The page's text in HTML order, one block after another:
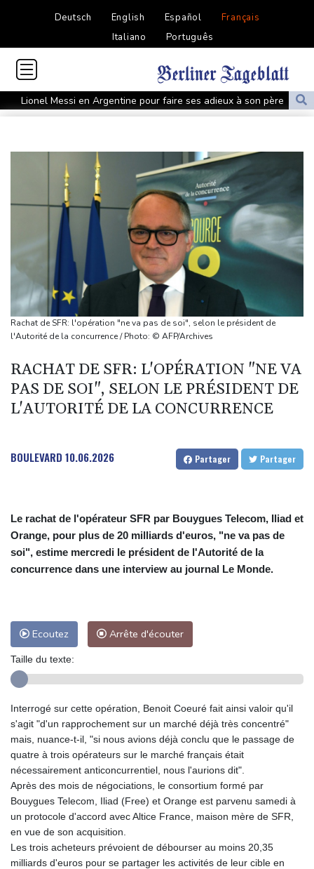
Deutsch English Español
Français
Italiano
Português
Lionel Messi en Argentine pour faire ses adieux à son père
décédé
Colombie: deux attaques marquent le premier jour du président
de la Espriella au pouvoir
MotoGP: "Confiant" et dominateur, Martin favori à Silverstone
Tour de France: Vollering domine Niewiadoma à Nice et endosse
le maillot jaune
Retour timide des touristes au Porge, encore meurtri par le
mégafeu
Zelensky avertit que l'hiver sera difficile pour l'Ukraine, 4 morts
dans des frappes dans la région de Kiev
Que peut-on attendre du pacte de défense scellé par Ryad,
Foot: le père et agent de Lionel Messi décède à l'âge de 68 ans
Hongrie : le "juge qui a dit non" à Orban choisi par le camp
Magyar pour devenir président
Rachat de SFR: l'opération "ne va pas de soi", selon le président de
l'Autorité de la concurrence / Photo: © AFP/Archives
RACHAT DE SFR: L'OPÉRATION "NE VA
PAS DE SOI", SELON LE PRÉSIDENT DE
L'AUTORITÉ DE LA CONCURRENCE
BOULEVARD 10.06.2026 Partager Partager
Le rachat de l'opérateur SFR par Bouygues Telecom, Iliad et
Orange, pour plus de 20 milliards d'euros, "ne va pas de
soi", estime mercredi le président de l'Autorité de la
concurrence dans une interview au journal Le Monde.
Ecoutez Arrête d'écouter
Taille du texte:
Interrogé sur cette opération, Benoit Coeuré fait ainsi valoir qu'il
s'agit "d'un rapprochement sur un marché déjà très concentré"
mais, nuance-t-il, "si nous avions déjà conclu que le passage de
quatre à trois opérateurs sur le marché français était
nécessairement anticoncurrentiel, nous l'aurions dit".
Après des mois de négociations, le consortium formé par
Bouygues Telecom, Iliad (Free) et Orange est parvenu samedi à
un protocole d'accord avec Altice France, maison mère de SFR,
en vue de son acquisition.
Les trois acheteurs prévoient de débourser au moins 20,35
milliards d'euros pour se partager les activités de leur cible en